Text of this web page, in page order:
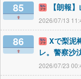
85 【朗報
2026/07/13
86
Xで梨泥
レ。警察沙
2026/07/23